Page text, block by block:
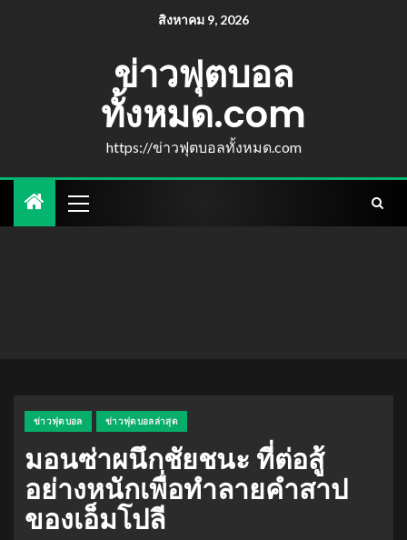
สิงหาคม 9, 2026
ข่าวฟุตบอล
ทั้งหมด.com
https://ข่าวฟุตบอลทั้งหมด.com
ข่าวฟุตบอล ข่าวฟุตบอลล่าสุด
มอนซ่าผนึกชัยชนะ ที่ต่อสู้
อย่างหนักเพื่อทําลายคําสาป
ของเอ็มโปลี